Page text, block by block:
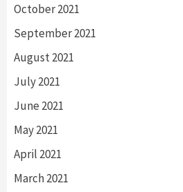
October 2021
September 2021
August 2021
July 2021
June 2021
May 2021
April 2021
March 2021